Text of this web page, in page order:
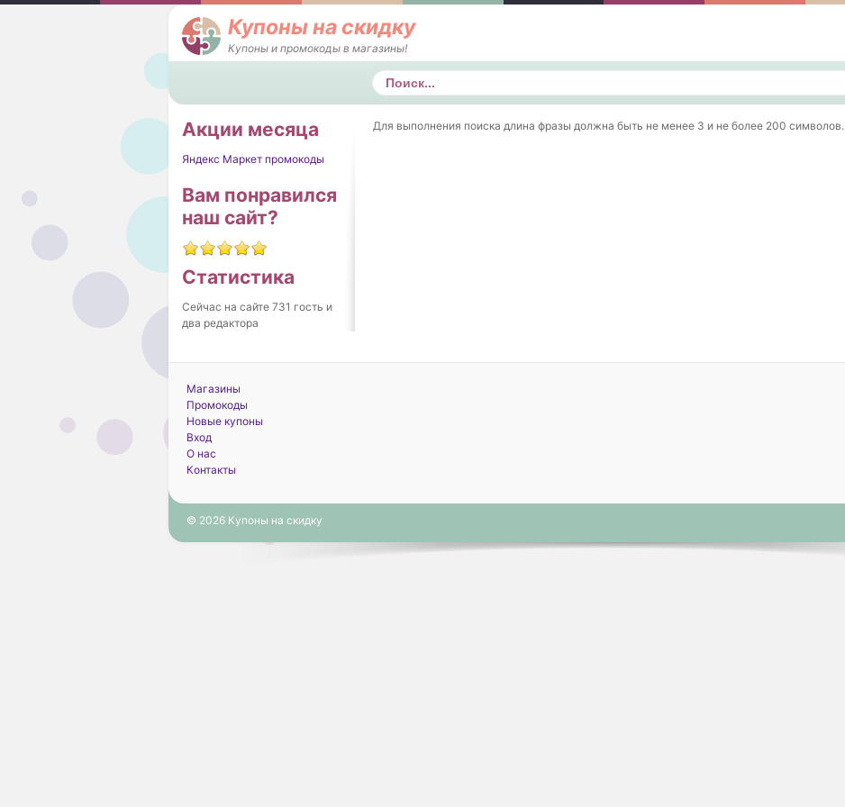
Купоны на скидку
Купоны и промокоды в магазины!
Поиск
Акции месяца
Яндекс Маркет промокоды
Вам понравился
наш сайт?
Статистика
Сейчас на сайте 731 гость и
два редактора
Для выполнения поиска длина фразы должна быть не менее 3 и не более 200 символов.
Магазины
Промокоды
Новые купоны
Вход
О нас
Контакты
© 2026 Купоны на скидку